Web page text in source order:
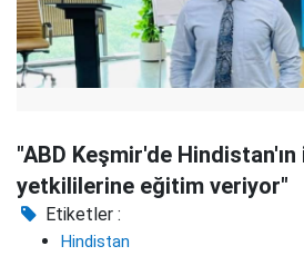
"ABD Keşmir'de
yetkililerine eğitim veriyor"
Etiketler :
Hindistan